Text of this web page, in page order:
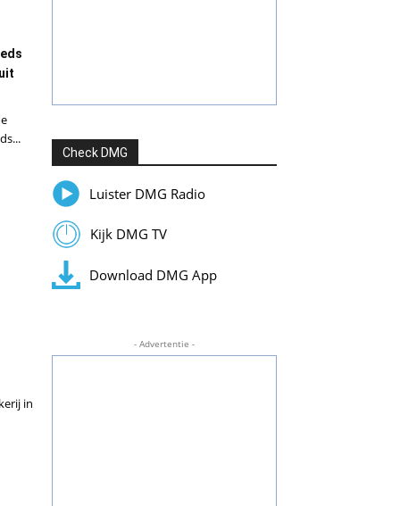
in
Check DMG
Luister DMG Radio
Kijk DMG TV
Download DMG App
- Advertentie -